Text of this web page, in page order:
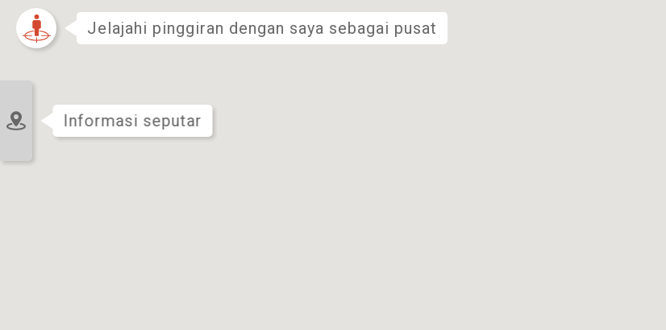
Jelajahi pinggiran dengan saya sebagai pusat
Informasi seputar